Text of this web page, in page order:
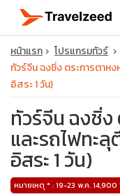
travel_explore
หน้าแรก โปรแกรมทัวร์
ทัวร์จีน ฉงชิ่ง ตระการตาห
อิสระ 1 วัน)
ทัวร์จีน ฉงชิ่ง
และรถไฟทะ
อิสระ 1 วัน)
หมายเหตุ * : 19-23 พ.ค.